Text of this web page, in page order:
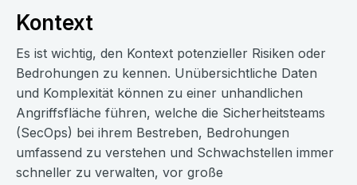
Kontext
Es ist wichtig, den Kontext potenzieller Risiken oder
Bedrohungen zu kennen. Unübersichtliche Daten
und Komplexität können zu einer unhandlichen
Angriffsfläche führen, welche die Sicherheitsteams
(SecOps) bei ihrem Bestreben, Bedrohungen
umfassend zu verstehen und Schwachstellen immer
schneller zu verwalten, vor große